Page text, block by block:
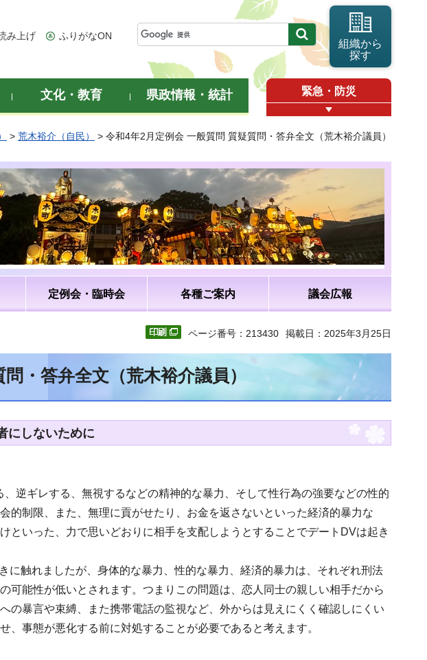
み上げ ふりがなON
組織から
探す
文化・教育 県政情報・統計 緊急・防災
> 荒木裕介（自民） > 令和4年2月定例会 一般質問 質疑質問・答弁全文（荒木裕介議員）
定例会・臨時会 各種ご案内 議会広報
ページ番号：213430 掲載日：2025年3月25日
・答弁全文（荒木裕介議員）
にしないために
逆ギレする、無視するなどの精神的な暴力、そして性行為の強要などの性的
的制限、また、無理に貢がせたり、お金を返さないといった経済的暴力な
といった、力で思いどおりに相手を支配しようとすることでデートDVは起き
に触れましたが、身体的な暴力、性的な暴力、経済的暴力は、それぞれ刑法
可能性が低いとされます。つまりこの問題は、恋人同士の親しい相手だから
の暴言や束縛、また携帯電話の監視など、外からは見えにくく確認しにくい
事態が悪化する前に対処することが必要であると考えます。